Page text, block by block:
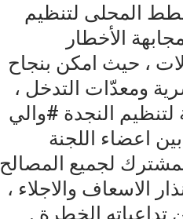
المحلى لتنظيم
الأخطار
، حيث امكن بنجاح
ومعدّات التدخل ،
لتنظيم النجدة #والي
اعضاء اللجنة
لجميع المصالح
الاسعاف والاجلاء ،
تداعياته الخطرة .